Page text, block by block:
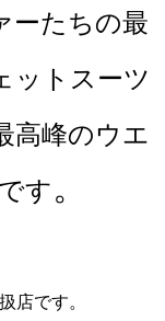
ーたちの最
ットスーツ
高峰のウエ
す。
店です。